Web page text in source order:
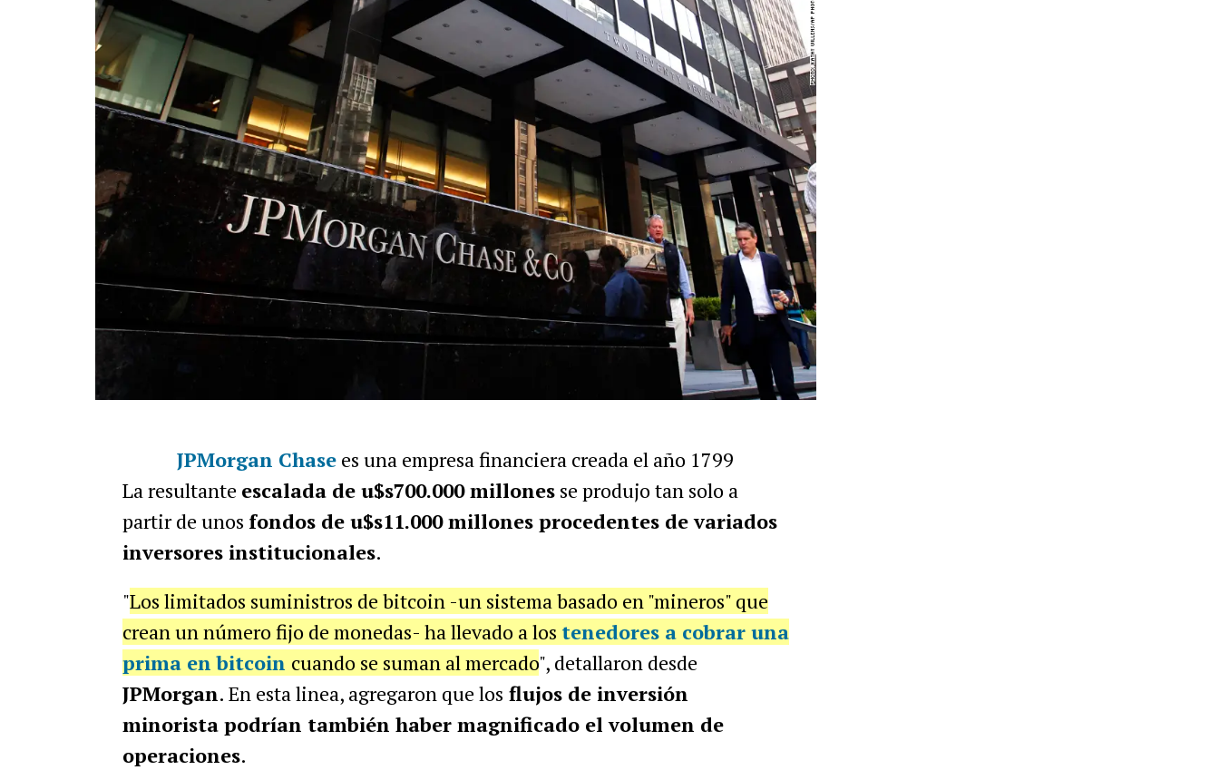
JPMorgan Chase es una empresa financiera creada el año 1799
La resultante escalada de u$s700.000 millonesse produjo tan solo a
partir de unos fondos de u$s11.000 millones procedentes de variados
inversores institucionales.
"Los limitados suministros de bitcoin -un sistema basado en "mineros" que
crean un número fijo de monedas- ha llevado a los tenedores a cobrar una
prima en bitcoin cuando se suman al mercado", detallaron desde
JPMorgan. En esta linea, agregaron que los flujos de inversión
minorista podrían también haber magnificado el volumen de
operaciones.